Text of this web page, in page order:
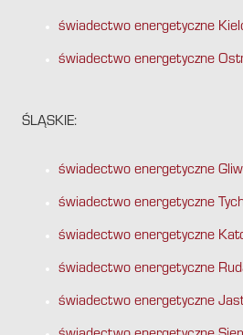
świadectwo energetyczne
świadectwo energetyczne
ŚLĄSKIE:
świadectwo energetyczne
świadectwo energetyczne
świadectwo energetyczne
świadectwo energetyczne
świadectwo energetyczne